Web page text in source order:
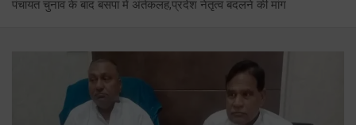
पंचायत चुनाव के बाद बसपा में अंर्तकलह,प्रदेश नेतृत्व बदलने की मांग